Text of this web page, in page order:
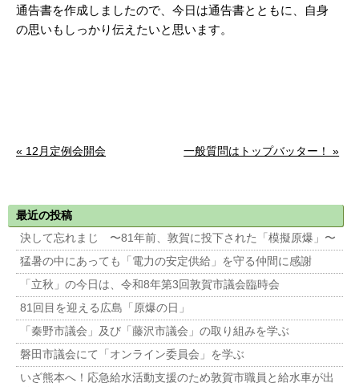
通告書を作成しましたので、今日は通告書とともに、自身
の思いもしっかり伝えたいと思います。
« 12月定例会開会 一般質問はトップバッター！ »
最近の投稿
決して忘れまじ 〜81年前、敦賀に投下された「模擬原爆」〜
猛暑の中にあっても「電力の安定供給」を守る仲間に感謝
「立秋」の今日は、令和8年第3回敦賀市議会臨時会
81回目を迎える広島「原爆の日」
「秦野市議会」及び「藤沢市議会」の取り組みを学ぶ
磐田市議会にて「オンライン委員会」を学ぶ
いざ熊本へ！応急給水活動支援のため敦賀市職員と給水車が出